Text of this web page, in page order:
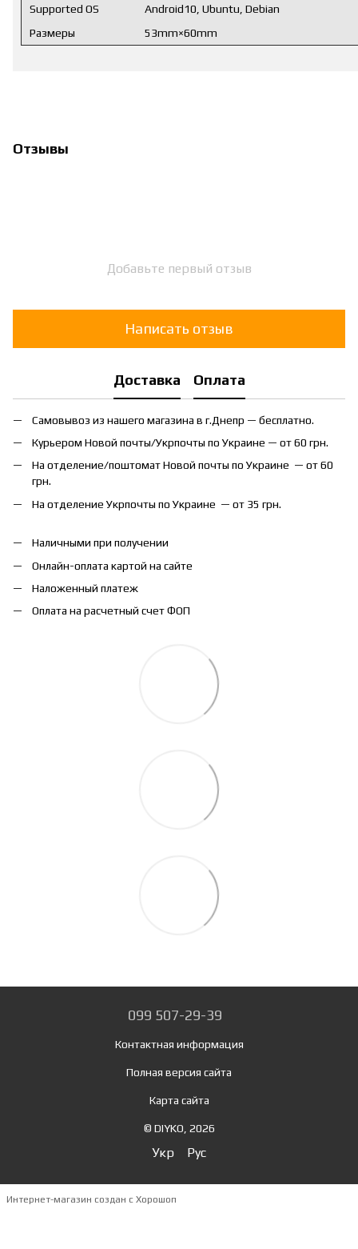
Supported OS
Android10, Ubuntu, Debian
Размеры
53mm×60mm
Отзывы
Добавьте первый отзыв
Написать отзыв
Доставка Оплата
Самовывоз из нашего магазина в г.Днепр — бесплатно.
Курьером Новой почты/Укрпочты по Украине — от 60 грн.
На отделение/поштомат Новой почты по Украине — от 60
грн.
На отделение Укрпочты по Украине — от 35 грн.
Наличными при получении
Онлайн-оплата картой на сайте
Наложенный платеж
Оплата на расчетный счет ФОП
099 507-29-39
Контактная информация
Полная версия сайта
Карта сайта
© DIYKO, 2026
Укр Рус
Интернет-магазин создан с Хорошоп